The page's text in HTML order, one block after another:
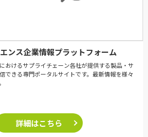
ンス企業情報プラットフォーム
おけるサプライチェーン各社が提供する製品・サ
できる専門ポータルサイトです。最新情報を様々
詳細はこちら